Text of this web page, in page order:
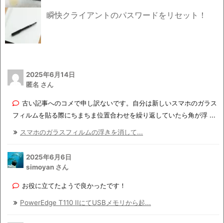
瞬快クライアントのパスワードをリセット！
2025年6月14日
匿名 さん
古い記事へのコメで申し訳ないです。自分は新しいスマホのガラス
フィルムを貼る際にちまちま位置合わせを繰り返していたら角が浮 ...
スマホのガラスフィルムの浮きを消して...
2025年6月6日
simoyan さん
お役に立てたようで良かったです！
PowerEdge T110 IIにてUSBメモリから起...